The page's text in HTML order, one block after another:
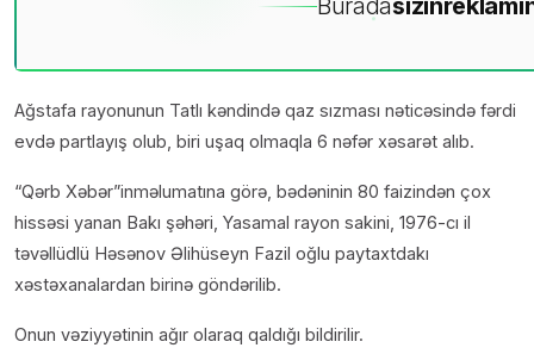
Buradasizin
Ağstafa rayonunun Tatlı kəndində qaz sızması nəticəsində fərdi
evdə partlayış olub, biri uşaq olmaqla 6 nəfər xəsarət alıb.
“Qərb Xəbər”inməlumatına görə, bədəninin 80 faizindən çox
hissəsi yanan Bakı şəhəri, Yasamal rayon sakini, 1976-cı il
təvəllüdlü Həsənov Əlihüseyn Fazil oğlu paytaxtdakı
xəstəxanalardan birinə göndərilib.
Onun vəziyyətinin ağır olaraq qaldığı bildirilir.